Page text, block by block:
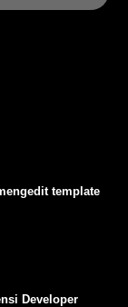
template
Developer